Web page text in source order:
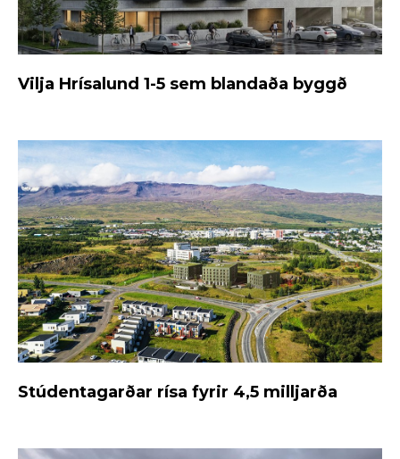
Vilja Hrísalund 1-5 sem blandaða byggð
Stúdentagarðar rísa fyrir 4,5 milljarða